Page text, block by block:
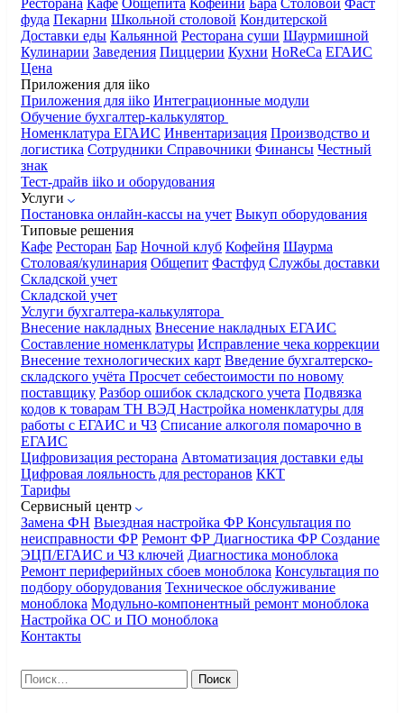
фуда Пекарни Школьной столовой Кондитерской
Доставки еды Кальянной Ресторана суши Шаурмишной
Кулинарии Заведения Пиццерии Кухни HoReCa ЕГАИС
Цена
Приложения для iiko
Приложения для iiko Интеграционные модули
Обучение бухгалтер-калькулятор
Номенклатура ЕГАИС Инвентаризация Производство и
логистика Сотрудники Справочники Финансы Честный
знак
Тест-драйв iiko и оборудования
Услуги
Постановка онлайн-кассы на учет Выкуп оборудования
Типовые решения
Кафе Ресторан Бар Ночной клуб Кофейня Шаурма
Столовая/кулинария Общепит Фастфуд Службы доставки
Складской учет
Складской учет
Услуги бухгалтера-калькулятора
Внесение накладных Внесение накладных ЕГАИС
Составление номенклатуры Исправление чека коррекции
Внесение технологических карт Введение бухгалтерско-
складского учёта Просчет себестоимости по новому
поставщику Разбор ошибок складского учета Подвязка
кодов к товарам ТН ВЭД Настройка номенклатуры для
работы с ЕГАИС и ЧЗ Списание алкоголя помарочно в
ЕГАИС
Цифровизация ресторана Автоматизация доставки еды
Цифровая лояльность для ресторанов ККТ
Тарифы
Сервисный центр
Замена ФН Выездная настройка ФР Консультация по
неисправности ФР Ремонт ФР Диагностика ФР Создание
ЭЦП/ЕГАИС и ЧЗ ключей Диагностика моноблока
Ремонт периферийных сбоев моноблока Консультация по
подбору оборудования Техническое обслуживание
моноблока Модульно-компонентный ремонт моноблока
Настройка ОС и ПО моноблока
Контакты
Найти: